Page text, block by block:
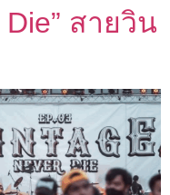
Die” สายวิน